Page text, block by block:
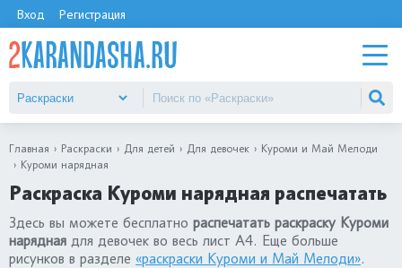
Вход Регистрация
Главная Раскраски Для детей Для девочек
Куроми и Май Мелоди
Куроми нарядная
Раскраска Куроми нарядная распечатать
Здесь вы можете бесплатно распечатать раскраску Куроми
нарядная для девочек во весь лист А4. Еще больше
рисунков в разделе «раскраски Куроми и Май Мелоди».